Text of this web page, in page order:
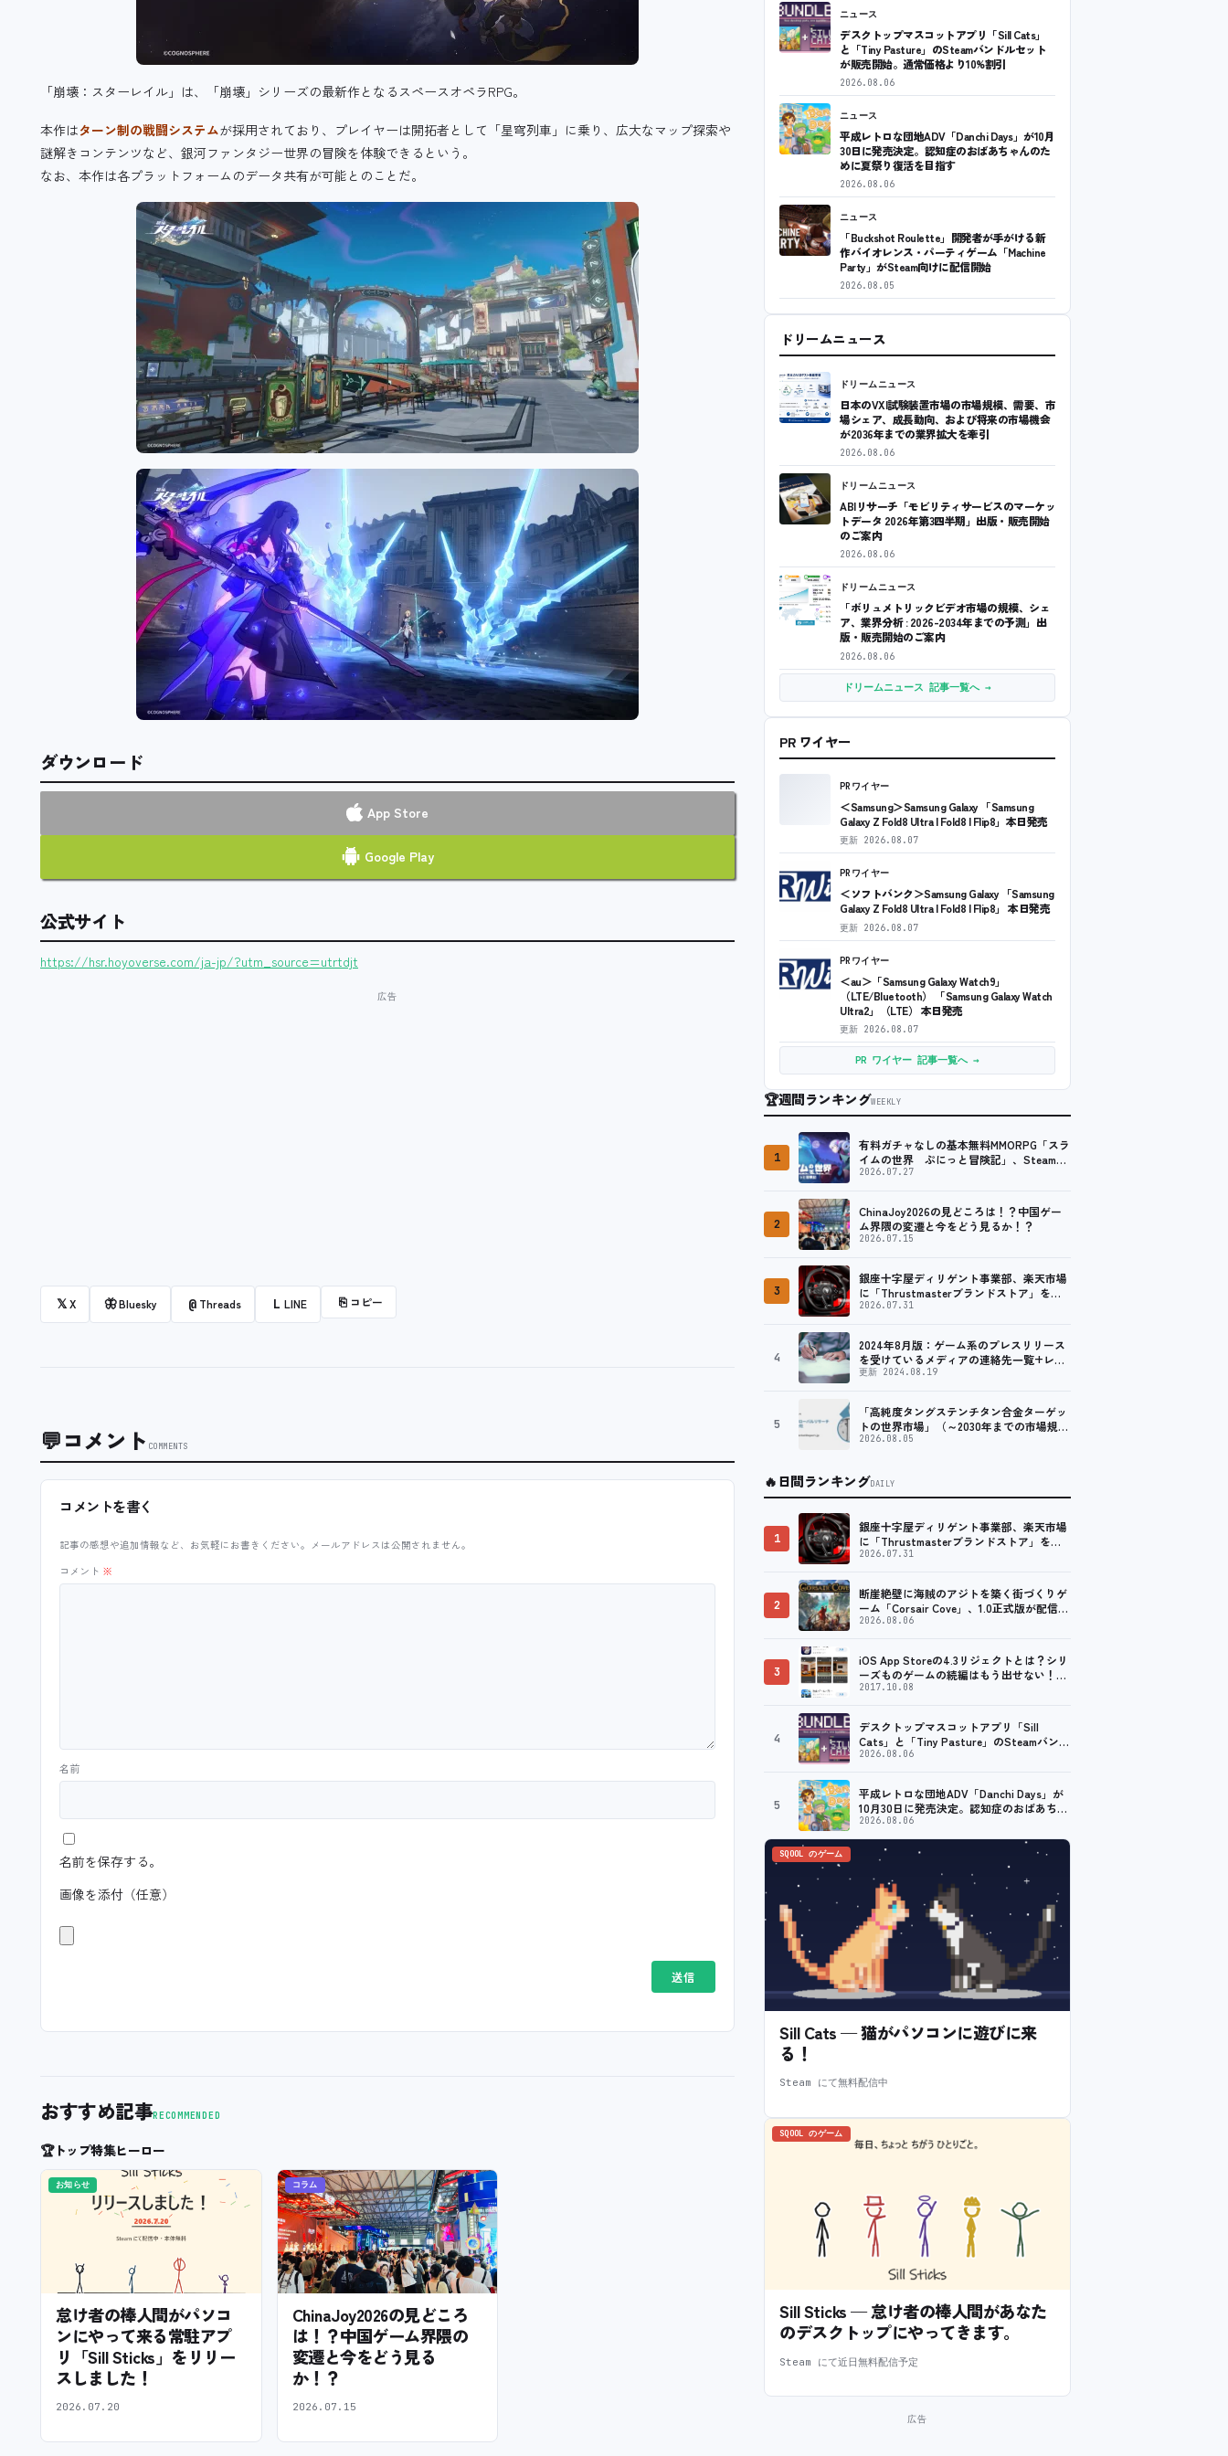
「崩壊：スターレイル」は、「崩壊」シリーズの最新作となるスペースオペラRPG。
本作はターン制の戦闘システムが採用されており、 プレイヤーは開拓者として「星穹列車」に乗り、 広大なマップ探索や
謎解きコンテンツなど、銀河ファンタジー世界の冒険を体験できるという。
なお、本作は各プラットフォームのデータ共有が可能とのことだ。
ダウンロード
App Store
Google Play
公式サイト
https://hsr.hoyoverse.com/ja-jp/?utm_source=utrtdjt
𝕏X 🦋Bluesky @ Threads L LINE ⎘ コピー
💬コメント COMMENTS
コメントを書く
記事の感想や追加情報など、お気軽にお書きください。メールアドレスは公開されません。
コメント ※
名前
名前を保存する。
画像を添付（任意）
おすすめ記事RECOMMENDED
🏆トップ特集ヒーロー
お知らせ
怠け者の棒人間がパソコ
ンにやって来る常駐アプ
リ「Sill Sticks」をリリー
スしました！
2026.07.20
コラム
ChinaJoy2026の見どころ
は！？中国ゲーム界隈の
変遷と今をどう見る
か！？
2026.07.15
ニュース
デスクトップマスコットアプリ「Sill Cats」
と「Tiny Pasture」のSteamバンドルセット
が販売開始。通常価格より10%割引
2026.08.06
ニュース
平成レトロな団地ADV「Danchi Days」が10月
30日に発売決定。認知症のおばあちゃんのた
めに夏祭り復活を目指す
2026.08.06
ニュース
「Buckshot Roulette」開発者が手がける新
作バイオレンス・パーティゲーム「Machine
Party」がSteam向けに配信開始
2026.08.05
ドリームニュース
ドリームニュース
日本のVXI試験装置市場の市場規模、需要、市
場シェア、成長動向、および将来の市場機会
が2036年までの業界拡大を牽引
2026.08.06
ドリームニュース
ABIリサーチ「モビリティサービスのマーケッ
トデータ 2026年第3四半期」出版・販売開始
のご案内
2026.08.06
ドリームニュース
「ボリュメトリックビデオ市場の規模、シェ
ア、業界分析 : 2026-2034年までの予測」出
版・販売開始のご案内
2026.08.06
ドリームニュース 記事一覧へ →
PR ワイヤー
PRワイヤー
＜Samsung＞Samsung Galaxy 「Samsung
Galaxy Z Fold8 Ultra | Fold8 | Flip8」本日発売
更新 2026.08.07
PRワイヤー
＜ソフトバンク＞Samsung Galaxy 「Samsung
Galaxy Z Fold8 Ultra | Fold8 | Flip8」 本日発売
更新 2026.08.07
PRワイヤー
＜au＞「Samsung Galaxy Watch9」
（LTE/Bluetooth） 「Samsung Galaxy Watch
Ultra2」（LTE） 本日発売
更新 2026.08.07
PR ワイヤー 記事一覧へ →
🏆週間ランキングWEEKLY
1
有料ガチャなしの基本無料MMORPG「スラ
イムの世界 ぷにっと冒険記」、Steam向
けの無料体験版が8月末に配信決定
2026.07.27
2
ChinaJoy2026の見どころは！？中国ゲー
ム界隈の変遷と今をどう見るか！？
2026.07.15
3
銀座十字屋ディリゲント事業部、楽天市場
に「Thrustmasterブランドストア」をオ
ープン。記念キャンペーンでポイントアッ
2026.07.31
4
2024年8月版：ゲーム系のプレスリリース
を受けているメディアの連絡先一覧+レビ
ュー依頼先一覧
更新 2024.08.19
5
「高純度タングステンチタン合金ターゲッ
トの世界市場」（～2030年までの市場規模
予測）資料を発行、年平均6.5%で成長する
2026.08.05
🔥日間ランキングDAILY
1
銀座十字屋ディリゲント事業部、楽天市場
に「Thrustmasterブランドストア」をオ
ープン。記念キャンペーンでポイントアッ
ローラーを中心に、幅広くラインナップ
2026.07.31
2
断崖絶壁に海賊のアジトを築く街づくりゲ
ーム「Corsair Cove」、1.0正式版が配信開
始！
2026.08.06
3
iOS App Storeの4.3リジェクトとは？シリ
ーズものゲームの続編はもう出せない！？
脱出ゲームで相次ぐリジェクト
2017.10.08
4
デスクトップマスコットアプリ「Sill
Cats」と「Tiny Pasture」のSteamバンド
ルセットが販売開始。通常価格より10%割
2026.08.06
5
平成レトロな団地ADV「Danchi Days」が
10月30日に発売決定。認知症のおばあちゃ
んのために夏祭り復活を目指す
2026.08.06
SQOOL のゲーム
Sill Cats — 猫がパソコンに遊びに来
る！
Steam にて無料配信中
SQOOL のゲーム
Sill Sticks — 怠け者の棒人間があなた
のデスクトップにやってきます。
Steam にて近日無料配信予定